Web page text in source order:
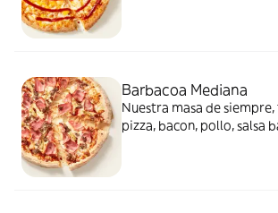
confitado y orégano. El
Barbacoa Mediana
Nuestra masa de
pizza, bacon, pollo, salsa